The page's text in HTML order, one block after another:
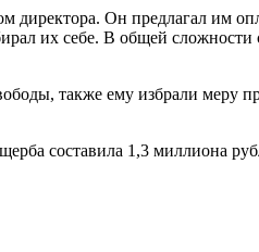
директора. Он предлагал им
их себе. В общей
также ему избрали меру
составила 1,3 миллиона